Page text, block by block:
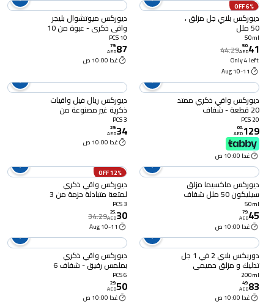
6% OFF
ديوركس بلاي جل مزلق ،
50 ملل
50ml
41
.
50
AED
44.29
Only 4 left
10-11 Aug
ديوركس ميوتشوال بليجر
واقي ذكري - عبوة من 10
قطع
10 PCS
87
.
79
AED
غدا 10:00 ص
ديوركس واقي ذكري ممتد
20 قطعة - شفاف
20 PCS
129
.
00
AED
غدا 10:00 ص
ديوركس ريال فيل واقيات
ذكرية غير مصنوعة من
اللاتكس، 3 قطع
3 PCS
34
.
29
AED
غدا 10:00 ص
ديوركس ماكسيما مزلق
سيليكون 50 ملل شفاف
50ml
45
.
79
AED
غدا 10:00 ص
12% OFF
ديوركس واقي ذكري
لمتعة متبادلة حزمة من 3
3 PCS
30
.
25
AED
34.29
10-11 Aug
دوريكس بلاي 2 في 1 جل
تدليك و مزلق حميمي
محفز - برتقالي 200 ملل
200ml
83
.
49
AED
غدا 10:00 ص
ديوركس واقي ذكري
بملمس رقيق - شفاف 6
قطع
6 PCS
50
.
29
AED
غدا 10:00 ص